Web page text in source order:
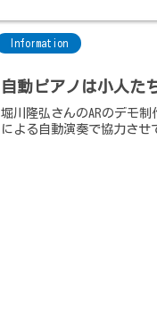
Information
自動ピアノは小人た
堀川隆弘さんのARのデモ
による自動演奏で協力させ